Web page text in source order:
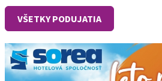
VŠETKY PODUJATIA